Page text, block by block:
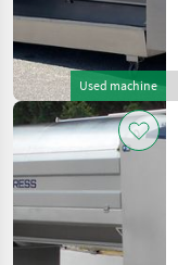
Diemme
2
SKRLJ
2
Sraml
2
Mythos
1
Show
all 8
Used machine